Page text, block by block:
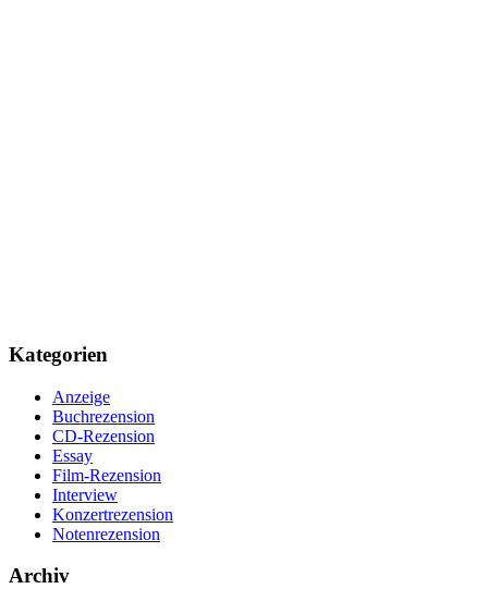
Kategorien
Anzeige
Buchrezension
CD-Rezension
Essay
Film-Rezension
Interview
Konzertrezension
Notenrezension
Archiv